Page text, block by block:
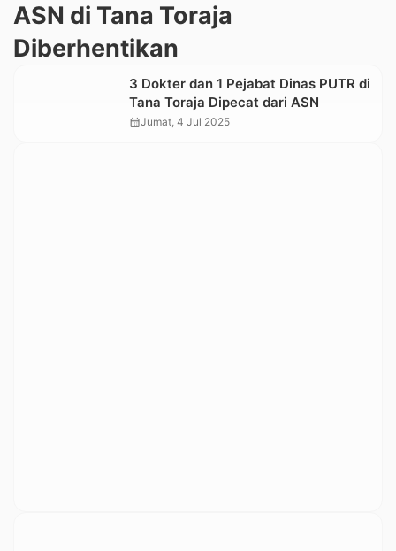
ASN di Tana Toraja
Diberhentikan
3 Dokter dan 1 Pejabat Dinas PUTR di
Tana Toraja Dipecat dari ASN
calendar_monthJumat, 4 Jul 2025